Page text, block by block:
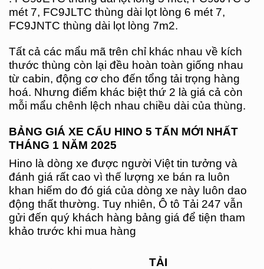
mét 7, FC9JLTC thùng dài lọt lòng 6 mét 7,
FC9JNTC thùng dài lọt lòng 7m2.
Tất cả các mẩu mã trên chỉ khác nhau về kích
thước thùng còn lại đều hoàn toàn giống nhau
từ cabin, động cơ cho đến tổng tải trọng hàng
hoá. Nhưng điểm khác biệt thứ 2 là giá cả còn
mỗi mẩu chênh lệch nhau chiều dài của thùng.
BẢNG GIÁ XE CẨU HINO 5 TẤN MỚI NHẤT
THÁNG 1 NĂM 2025
Hino là dòng xe được người Việt tin tưởng và
đánh giá rất cao vì thế lượng xe bán ra luôn
khan hiếm do đó giá của dòng xe này luôn dao
động thất thường. Tuy nhiên, Ô tô Tải 247 vẫn
gửi đến quý khách hàng bảng giá để tiện tham
khảo trước khi mua hàng
TẢI